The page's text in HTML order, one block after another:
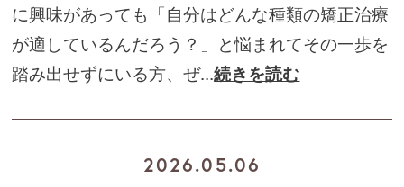
に興味があっても「自分はどんな種類の矯正治療
が適しているんだろう？」と悩まれてその一歩を
踏み出せずにいる方、ぜ...続きを読む
2026.05.06